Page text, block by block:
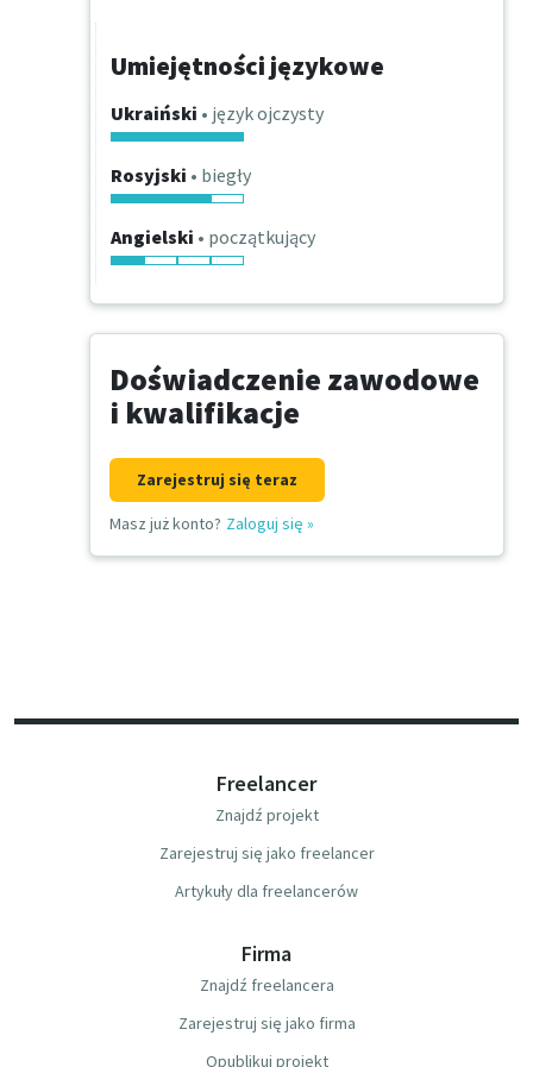
Umiejętności językowe
Ukraiński • język ojczysty
Rosyjski • biegły
Angielski • początkujący
Doświadczenie zawodowe
i kwalifikacje
Zarejestruj się teraz
Masz już konto? Zaloguj się »
Freelancer
Znajdź projekt
Zarejestruj się jako freelancer
Artykuły dla freelancerów
Firma
Znajdź freelancera
Zarejestruj się jako firma
Opublikuj projekt